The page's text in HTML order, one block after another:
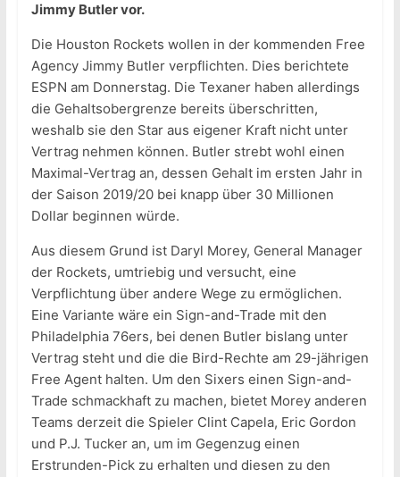
Jimmy Butler vor.
Die Houston Rockets wollen in der kommenden Free
Agency Jimmy Butler verpflichten. Dies berichtete
ESPN am Donnerstag. Die Texaner haben allerdings
die Gehaltsobergrenze bereits überschritten,
weshalb sie den Star aus eigener Kraft nicht unter
Vertrag nehmen können. Butler strebt wohl einen
Maximal-Vertrag an, dessen Gehalt im ersten Jahr in
der Saison 2019/20 bei knapp über 30 Millionen
Dollar beginnen würde.
Aus diesem Grund ist Daryl Morey, General Manager
der Rockets, umtriebig und versucht, eine
Verpflichtung über andere Wege zu ermöglichen.
Eine Variante wäre ein Sign-and-Trade mit den
Philadelphia 76ers, bei denen Butler bislang unter
Vertrag steht und die die Bird-Rechte am 29-jährigen
Free Agent halten. Um den Sixers einen Sign-and-
Trade schmackhaft zu machen, bietet Morey anderen
Teams derzeit die Spieler Clint Capela, Eric Gordon
und P.J. Tucker an, um im Gegenzug einen
Erstrunden-Pick zu erhalten und diesen zu den